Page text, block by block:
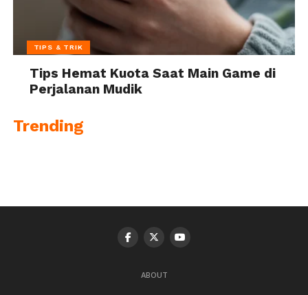
TIPS & TRIK
Tips Hemat Kuota Saat Main Game di
Perjalanan Mudik
Trending
ABOUT